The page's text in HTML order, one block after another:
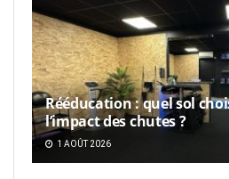
Rééducation : quel sol
l’impact des chutes ?
1 AOÛT 2026